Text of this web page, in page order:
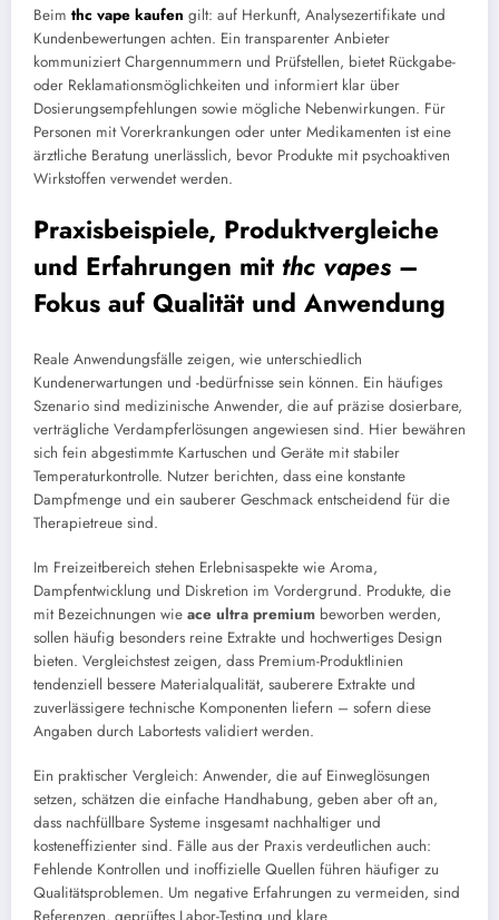
Beim thc vape kaufen gilt: auf Herkunft, Analysezertifikate und
Kundenbewertungen achten. Ein transparenter Anbieter
kommuniziert Chargennummern und Prüfstellen, bietet Rückgabe-
oder Reklamationsmöglichkeiten und informiert klar über
Dosierungsempfehlungen sowie mögliche Nebenwirkungen. Für
Personen mit Vorerkrankungen oder unter Medikamenten ist eine
ärztliche Beratung unerlässlich, bevor Produkte mit psychoaktiven
Wirkstoffen verwendet werden.
Praxisbeispiele, Produktvergleiche
und Erfahrungen mit thc vapes –
Fokus auf Qualität und Anwendung
Reale Anwendungsfälle zeigen, wie unterschiedlich
Kundenerwartungen und -bedürfnisse sein können. Ein häufiges
Szenario sind medizinische Anwender, die auf präzise dosierbare,
verträgliche Verdampferlösungen angewiesen sind. Hier bewähren
sich fein abgestimmte Kartuschen und Geräte mit stabiler
Temperaturkontrolle. Nutzer berichten, dass eine konstante
Dampfmenge und ein sauberer Geschmack entscheidend für die
Therapietreue sind.
Im Freizeitbereich stehen Erlebnisaspekte wie Aroma,
Dampfentwicklung und Diskretion im Vordergrund. Produkte, die
mit Bezeichnungen wie ace ultra premium beworben werden,
sollen häufig besonders reine Extrakte und hochwertiges Design
bieten. Vergleichstest zeigen, dass Premium-Produktlinien
tendenziell bessere Materialqualität, sauberere Extrakte und
zuverlässigere technische Komponenten liefern – sofern diese
Angaben durch Labortests validiert werden.
Ein praktischer Vergleich: Anwender, die auf Einweglösungen
setzen, schätzen die einfache Handhabung, geben aber oft an,
dass nachfüllbare Systeme insgesamt nachhaltiger und
kosteneffizienter sind. Fälle aus der Praxis verdeutlichen auch:
Fehlende Kontrollen und inoffizielle Quellen führen häufiger zu
Qualitätsproblemen. Um negative Erfahrungen zu vermeiden, sind